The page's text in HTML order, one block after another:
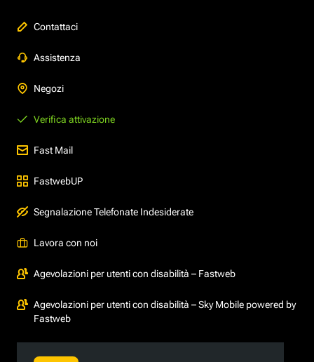
Contattaci
Assistenza
Negozi
Verifica attivazione
Fast Mail
FastwebUP
Segnalazione Telefonate Indesiderate
Lavora con noi
Agevolazioni per utenti con disabilità – Fastweb
Agevolazioni per utenti con disabilità – Sky Mobile powered by
Fastweb